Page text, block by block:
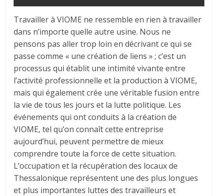
Travailler à VIOME ne ressemble en rien à travailler
dans n’importe quelle autre usine. Nous ne
pensons pas aller trop loin en décrivant ce qui se
passe comme « une création de liens » ; c’est un
processus qui établit une intimité vivante entre
l’activité professionnelle et la production à VIOME,
mais qui également crée une véritable fusion entre
la vie de tous les jours et la lutte politique. Les
événements qui ont conduits à la création de
VIOME, tel qu’on connaît cette entreprise
aujourd’hui, peuvent permettre de mieux
comprendre toute la force de cette situation.
L’occupation et la récupération des locaux de
Thessalonique représentent une des plus longues
et plus importantes luttes des travailleurs et